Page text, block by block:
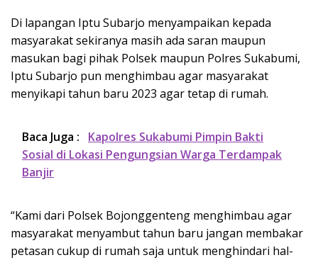
Di lapangan Iptu Subarjo menyampaikan kepada
masyarakat sekiranya masih ada saran maupun
masukan bagi pihak Polsek maupun Polres Sukabumi,
Iptu Subarjo pun menghimbau agar masyarakat
menyikapi tahun baru 2023 agar tetap di rumah.
Baca Juga :
Kapolres Sukabumi Pimpin Bakti
Sosial di Lokasi Pengungsian Warga Terdampak
Banjir
“Kami dari Polsek Bojonggenteng menghimbau agar
masyarakat menyambut tahun baru jangan membakar
petasan cukup di rumah saja untuk menghindari hal-